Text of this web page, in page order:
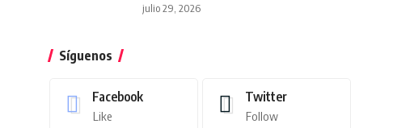
julio 29, 2026
Síguenos
Facebook
Like
Twitter
Follow